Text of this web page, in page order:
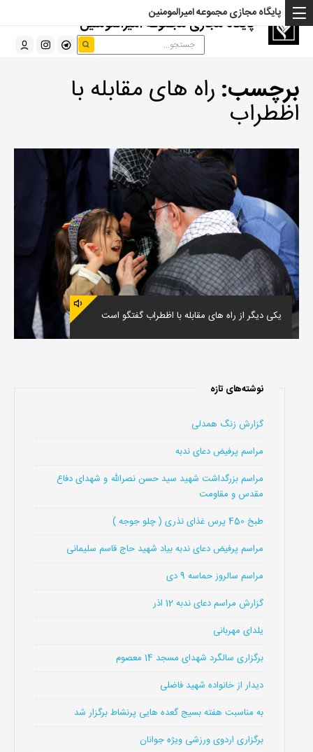
پایگاه مجازی مجموعه امیرالمومنین
پایگاه مجازی مجموعه امیرالمومنین
برچسب: راه های مقابله با
اظطراب
یکی دیگر از راه های مقابله با اظطراب گفتگو است
نوشته‌های تازه
گزارش زنگ همدلی
مراسم پرفیض دعای ندبه
مراسم بزرگداشت شهید سید حسن نصرالله و شهدای دفاع
مقدس و مقاومت
طبخ 450 پرس غذای نذری ( چلو جوجه )
مراسم پرفیض دعای ندبه بیاد شهید حاج قاسم سلیمانی
مراسم سالروز حماسه 9 دی
گزارش مراسم دعای ندبه 12 اذر
یلدای مهربانی
برگزاری سالگرد شهدای مسجد 14 معصوم
دیدار از خانواده شهید فاضلی
به مناسبت هفته بسیج گعده هایی پرنشاط برگزار شد
برگزاری اردوی ورزشی ویژه جوانان